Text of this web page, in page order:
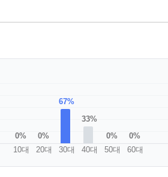
0%
10대
0%
20대
67%
30대
33%
40대
0%
50대
0%
60대